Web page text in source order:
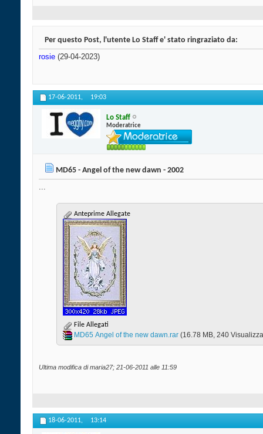
Per questo Post, l'utente Lo Staff e' stato ringraziato da:
rosie (29-04-2023)
17-06-2011, 19:03
Lo Staff
Moderatrice
MD65 - Angel of the new dawn - 2002
...
Anteprime Allegate
File Allegati
MD65 Angel of the new dawn.rar‎ (16.78 MB, 240
Ultima modifica di maria27; 21-06-2011 alle 11:59
18-06-2011, 13:14